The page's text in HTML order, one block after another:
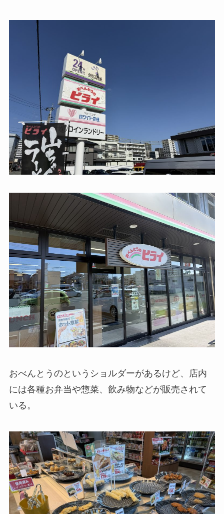
おべんとうのというショルダーがあるけど、店内
には各種お弁当や惣菜、飲み物などが販売されて
いる。